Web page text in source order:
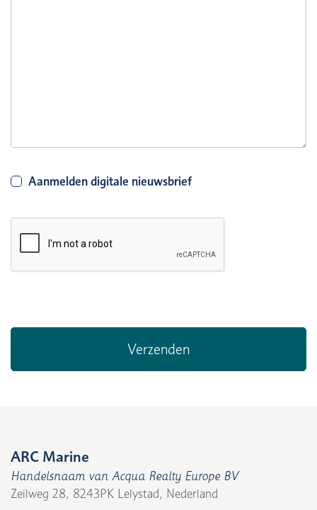
Aanmelden digitale nieuwsbrief
ARC Marine
Handelsnaam van Acqua Realty Europe BV
Zeilweg 28, 8243PK Lelystad, Nederland